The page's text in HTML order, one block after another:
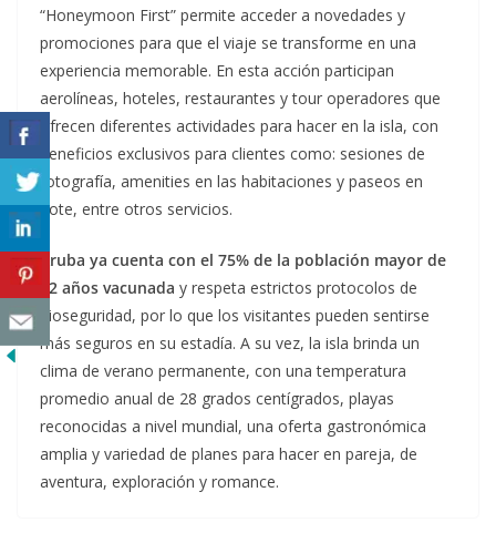
“Honeymoon First” permite acceder a novedades y
promociones para que el viaje se transforme en una
experiencia memorable. En esta acción participan
aerolíneas, hoteles, restaurantes y tour operadores que
ofrecen diferentes actividades para hacer en la isla, con
beneficios exclusivos para clientes como: sesiones de
fotografía, amenities en las habitaciones y paseos en
bote, entre otros servicios.
Aruba ya cuenta con el 75% de la población mayor de
12 años vacunada y respeta estrictos protocolos de
bioseguridad, por lo que los visitantes pueden sentirse
más seguros en su estadía. A su vez, la isla brinda un
clima de verano permanente, con una temperatura
promedio anual de 28 grados centígrados, playas
reconocidas a nivel mundial, una oferta gastronómica
amplia y variedad de planes para hacer en pareja, de
aventura, exploración y romance.